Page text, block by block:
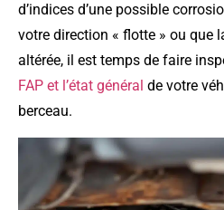
d’indices d’une possible
votre direction « flotte » ou que
altérée, il est temps de faire
FAP et l’état général de votre
berceau.